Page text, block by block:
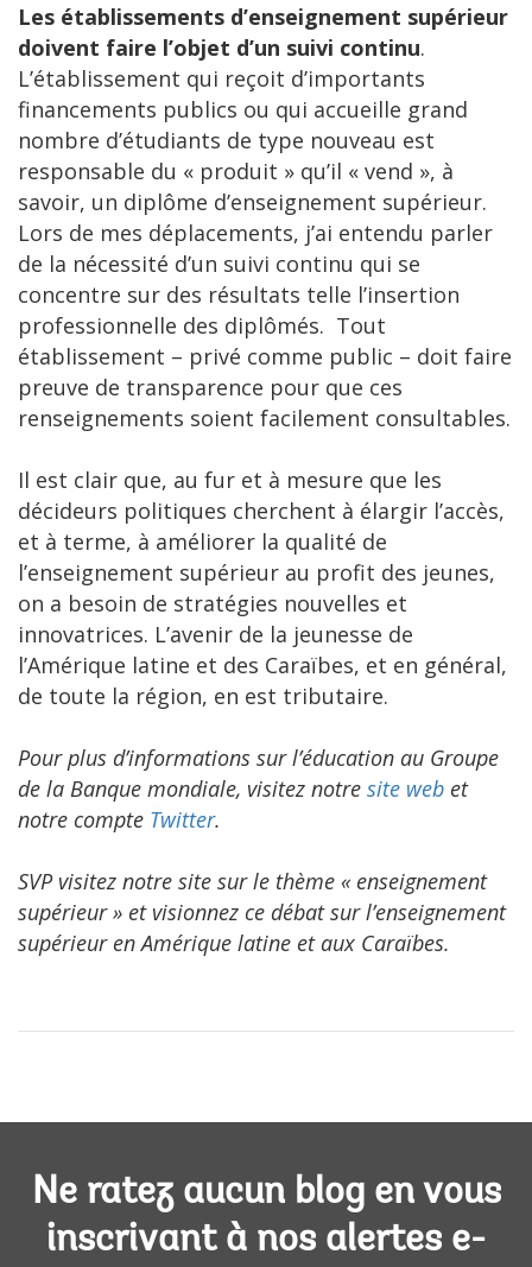
Les établissements d’enseignement supérieur
doivent faire l’objet d’un suivi continu.
L’établissement qui reçoit d’importants
financements publics ou qui accueille grand
nombre d’étudiants de type nouveau est
responsable du « produit » qu’il « vend », à
savoir, un diplôme d’enseignement supérieur.
Lors de mes déplacements, j’ai entendu parler
de la nécessité d’un suivi continu qui se
concentre sur des résultats telle l’insertion
professionnelle des diplômés. Tout
établissement – privé comme public – doit faire
preuve de transparence pour que ces
renseignements soient facilement consultables.
Il est clair que, au fur et à mesure que les
décideurs politiques cherchent à élargir l’accès,
et à terme, à améliorer la qualité de
l’enseignement supérieur au profit des jeunes,
on a besoin de stratégies nouvelles et
innovatrices. L’avenir de la jeunesse de
l’Amérique latine et des Caraïbes, et en général,
de toute la région, en est tributaire.
Pour plus d’informations sur l’éducation au Groupe
de la Banque mondiale, visitez notre site web et
notre compte Twitter.
SVP visitez notre site sur le thème « enseignement
supérieur » et visionnez ce débat sur l’enseignement
supérieur en Amérique latine et aux Caraïbes.
Ne ratez aucun blog en vous
inscrivant à nos alertes e-